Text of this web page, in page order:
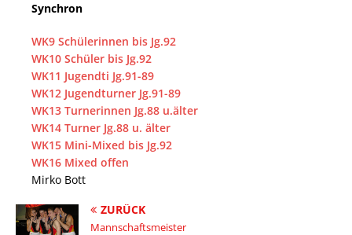
Synchron
WK9 Schülerinnen bis Jg.92
WK10 Schüler bis Jg.92
WK11 Jugendti Jg.91-89
WK12 Jugendturner Jg.91-89
WK13 Turnerinnen Jg.88 u.älter
WK14 Turner Jg.88 u. älter
WK15 Mini-Mixed bis Jg.92
WK16 Mixed offen
Mirko Bott
ZURÜCK
Mannschaftsmeister